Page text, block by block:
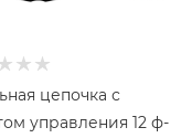
цепочка с
управления 12 ф-